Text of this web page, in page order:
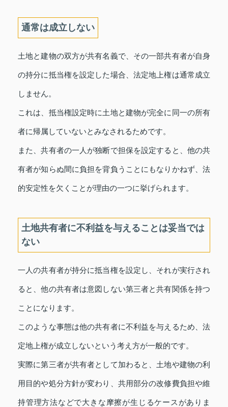
通常は成立しない
土地と建物の双方が共有名義で、その一部共有者が自身
の持分に抵当権を設定した場合、法定地上権は通常成立
しません。
これは、抵当権設定時に土地と建物が完全に同一の所有
者に帰属していないとみなされるためです。
また、共有者の一人が独断で担保を設定すると、他の共
有者が知らぬ間に負担を背負うことにもなりかねず、法
的安定性を欠くことが理由の一つに挙げられます。
土地共有者に不利益を与えることは妥当では
ない
一人の共有者が持分に抵当権を設定し、それが実行され
ると、他の共有者は意図しない第三者と共有関係を持つ
ことになります。
このような事態は他の共有者に不利益を与えるため、法
定地上権が成立しないという考え方が一般的です。
実際に第三者が共有者として加わると、土地や建物の利
用目的や処分方針が変わり、共用部分の改修費負担や維
持管理方法などで大きな摩擦が生じるケースがありま